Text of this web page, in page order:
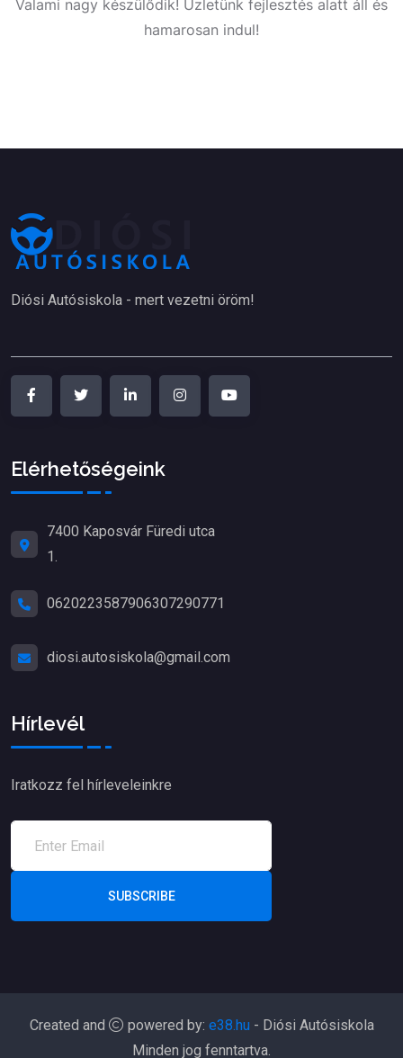
Valami nagy készülődik! Üzletünk fejlesztés alatt áll és
hamarosan indul!
Diósi Autósiskola - mert vezetni öröm!
Elérhetőségeink
7400 Kaposvár Füredi utca
1.
0620223587906307290771
diosi.autosiskola@gmail.com
Hírlevél
Iratkozz fel hírleveleinkre
SUBSCRIBE
Created and powered by: e38.hu - Diósi Autósiskola
Minden jog fenntartva.